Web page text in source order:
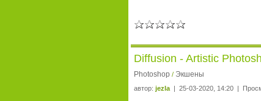
Diffusion - Artistic
Photoshop / Экшены
автор: jezla | 25-03-2020, 14:20 |